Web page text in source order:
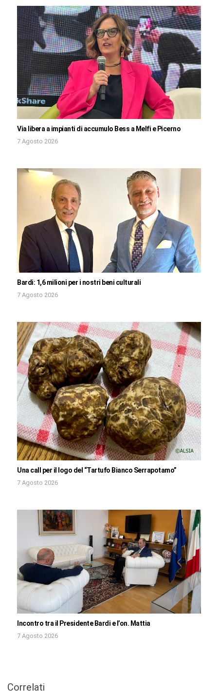
Via libera a impianti di accumulo Bess a Melfi e Picerno
7 Agosto 2026
Bardi: 1,6 milioni per i nostri beni culturali
7 Agosto 2026
Una call per il logo del “Tartufo Bianco Serrapotamo”
7 Agosto 2026
Incontro tra il Presidente Bardi e l’on. Mattia
7 Agosto 2026
Correlati